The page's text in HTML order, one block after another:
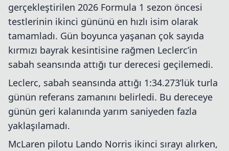
gerçekleştirilen 2026 Formula 1 sezon öncesi
testlerinin ikinci gününü en hızlı isim olarak
tamamladı. Gün boyunca yaşanan çok sayıda
kırmızı bayrak kesintisine rağmen Leclerc’in
sabah seansında attığı tur derecesi geçilemedi.
Leclerc, sabah seansında attığı 1:34.273’lük turla
günün referans zamanını belirledi. Bu dereceye
günün geri kalanında yarım saniyeden fazla
yaklaşılamadı.
McLaren pilotu Lando Norris ikinci sırayı alırken,